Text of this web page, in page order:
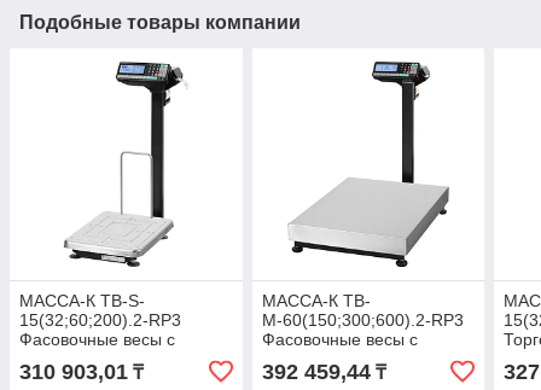
Подобные товары компании
МАССА-К ТВ-S-
15(32;60;200).2-RP3
Фасовочные весы с
печатью этикетки 60 кг /
10 г
310 903,01 ₸
МАССА-К ТВ-
М-60(150;300;600).2-RP3
Фасовочные весы с
печатью этикетки 150 кг /
20 г
392 459,44₸